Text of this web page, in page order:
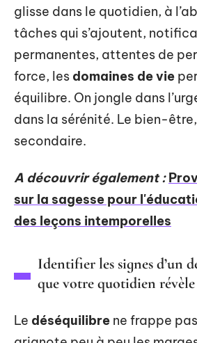
glisse dans le quotidien, à
tâches qui s’ajoutent,
permanentes, attentes de
force, les domaines de vie
équilibre. On jongle dans
dans la sérénité. Le bien-
secondaire.
A découvrir également :
sur la sagesse pour
des leçons intemporelles
Identifier les signes d’un
que votre quotidien révèle
Le déséquilibre ne frappe